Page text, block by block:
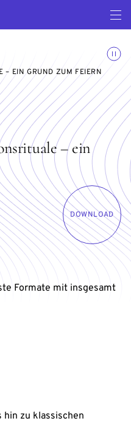
Menü
– EIN GRUND ZUM FEIERN
– ein
DOWNLOAD
Formate mit insgesamt
hin zu klassischen